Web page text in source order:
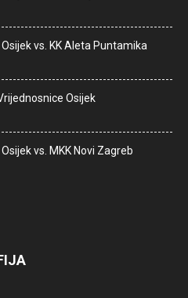
vs. KK Aleta Puntamika
Osijek
vs. MKK Novi Zagreb